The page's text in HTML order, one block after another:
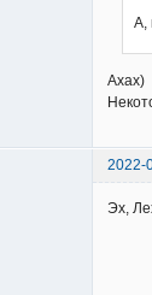
А,
Ахах)
2022-
Эх,